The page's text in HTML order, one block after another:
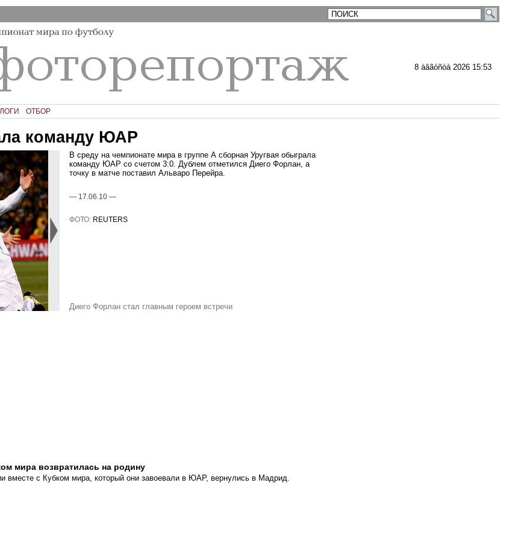
8 àâãóñòà 2026 15:53
ОТБОР
команду ЮАР
В среду на чемпионате мира в группе А сборная Уругвая обыграла
команду ЮАР со счетом 3:0. Дублем отметился Диего Форлан, а
точку в матче поставил Альваро Перейра.
— 17.06.10 —
ФОТО: REUTERS
Диего Форлан стал главным героем встречи
мира возвратилась на родину
вместе с Кубком мира, который они завоевали в ЮАР, вернулись в Мадрид.